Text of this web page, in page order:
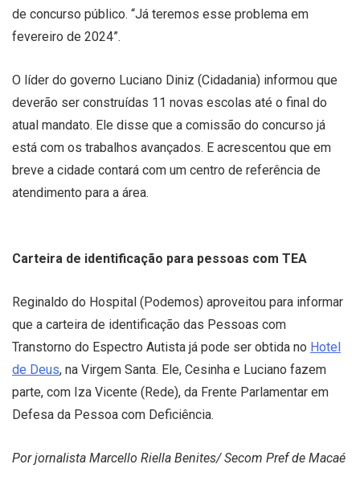
de concurso público. “Já teremos esse problema em
fevereiro de 2024”.
O líder do governo Luciano Diniz (Cidadania) informou que
deverão ser construídas 11 novas escolas até o final do
atual mandato. Ele disse que a comissão do concurso já
está com os trabalhos avançados. E acrescentou que em
breve a cidade contará com um centro de referência de
atendimento para a área.
Carteira de identificação para pessoas com TEA
Reginaldo do Hospital (Podemos) aproveitou para informar
que a carteira de identificação das Pessoas com
Transtorno do Espectro Autista já pode ser obtida no Hotel
de Deus, na Virgem Santa. Ele, Cesinha e Luciano fazem
parte, com Iza Vicente (Rede), da Frente Parlamentar em
Defesa da Pessoa com Deficiência.
Por jornalista Marcello Riella Benites/ Secom Pref de Macaé